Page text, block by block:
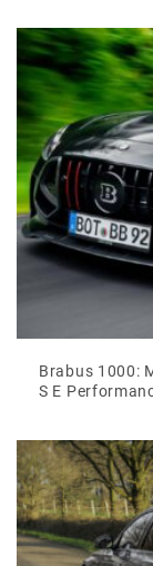
Brabus 1000:
S E